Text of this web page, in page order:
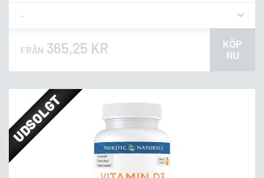
FRÅN 365,25 KR
KÖP
NU
UDSOLGT